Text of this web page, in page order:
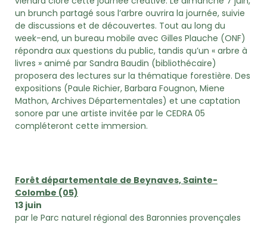
un brunch partagé sous l’arbre ouvrira la journée, suivie
de discussions et de découvertes. Tout au long du
week-end, un bureau mobile avec Gilles Plauche (ONF)
répondra aux questions du public, tandis qu’un « arbre à
livres » animé par Sandra Baudin (bibliothécaire)
proposera des lectures sur la thématique forestière. Des
expositions (Paule Richier, Barbara Fougnon, Miene
Mathon, Archives Départementales) et une captation
sonore par une artiste invitée par le CEDRA 05
compléteront cette immersion.
Forêt départementale de Beynaves, Sainte-
Colombe (05)
13 juin
par le Parc naturel régional des Baronnies provençales